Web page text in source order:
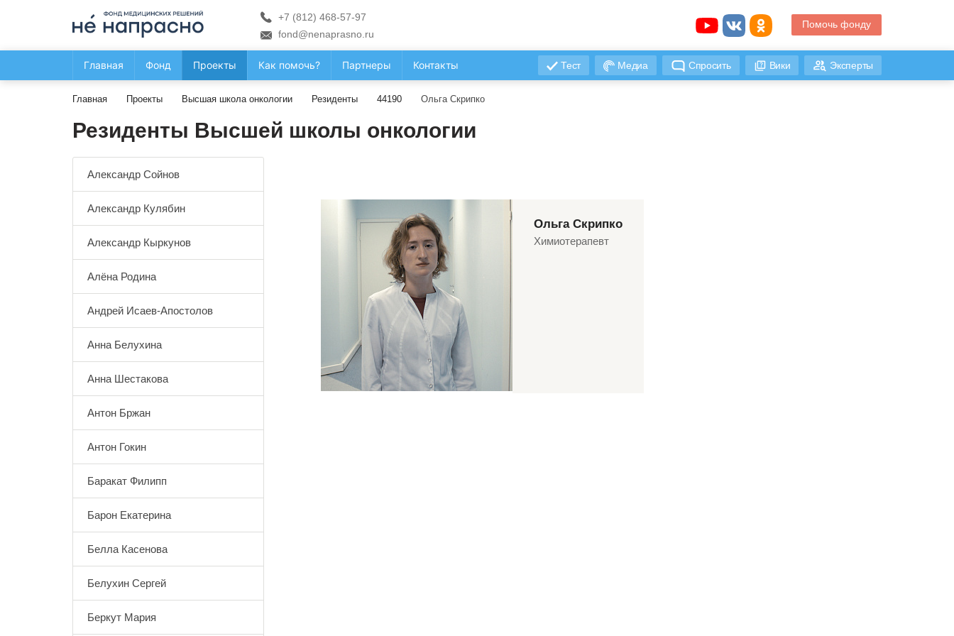
+7 (812) 468-57-97
fond@nenaprasno.ru
Помочь фонду
Главная Фонд Проекты Как помочь? Партнеры Контакты Тест Медиа Спросить Вики Эксперты
Главная Проекты Высшая школа онкологии Резиденты 44190 Ольга Скрипко
Резиденты Высшей школы онкологии
Александр Сойнов
Александр Кулябин
Александр Кыркунов
Алёна Родина
Андрей Исаев-Апостолов
Анна Белухина
Анна Шестакова
Антон Бржан
Антон Гокин
Баракат Филипп
Барон Екатерина
Белла Касенова
Белухин Сергей
Беркут Мария
Ольга Скрипко
Химиотерапевт